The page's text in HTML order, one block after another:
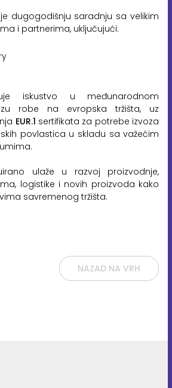
dugogodišnju saradnju sa velikim
i partnerima, uključujući:
iskustvo u međunarodnom
robe na evropska tržišta, uz
EUR.1 sertifikata za potrebe izvoza
povlastica u skladu sa važećim
ulaže u razvoj proizvodnje,
logistike i novih proizvoda kako
savremenog tržišta.
NAZAD NA VRH